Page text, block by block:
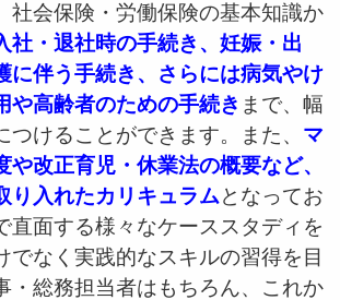
会保険・労働保険の基本知識か
社・退社時の手続き、妊娠・出
に伴う手続き、さらには病気やけ
や高齢者のための手続き まで、幅
つけることができます。また、 マ
や改正育児・休業法の概要など、
り入れたカリキュラムとなってお
直面する様々なケーススタディを
でなく実践的なスキルの習得を目
・総務担当者はもちろん、これか